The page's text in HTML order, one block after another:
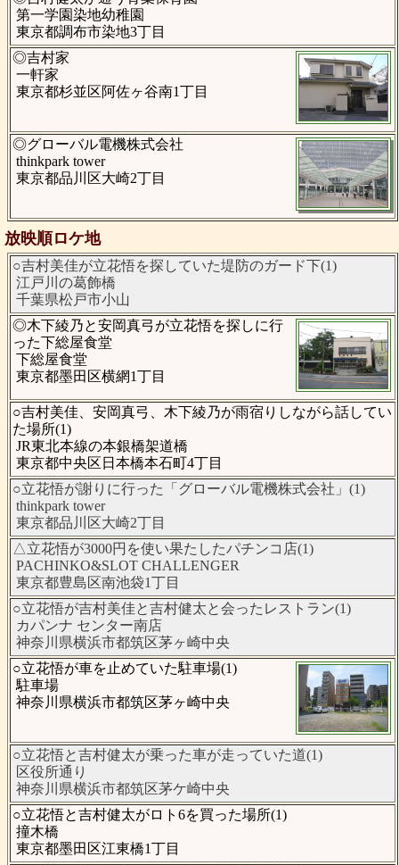
第一学園染地幼稚園
東京都調布市染地3丁目
◎吉村家
一軒家
東京都杉並区阿佐ヶ谷南1丁目
◎グローバル電機株式会社
thinkpark tower
東京都品川区大崎2丁目
放映順ロケ地
○吉村美佳が立花悟を探していた堤防のガード下(1)
江戸川の葛飾橋
千葉県松戸市小山
◎木下綾乃と安岡真弓が立花悟を探しに行
った下総屋食堂
下総屋食堂
東京都墨田区横網1丁目
○吉村美佳、安岡真弓、木下綾乃が雨宿りしながら話してい
た場所(1)
JR東北本線の本銀橋架道橋
東京都中央区日本橋本石町4丁目
○立花悟が謝りに行った「グローバル電機株式会社」(1)
thinkpark tower
東京都品川区大崎2丁目
△立花悟が3000円を使い果たしたパチンコ店(1)
PACHINKO&SLOT CHALLENGER
東京都豊島区南池袋1丁目
○立花悟が吉村美佳と吉村健太と会ったレストラン(1)
カパンナ センター南店
神奈川県横浜市都筑区茅ヶ崎中央
○立花悟が車を止めていた駐車場(1)
駐車場
神奈川県横浜市都筑区茅ヶ崎中央
○立花悟と吉村健太が乗った車が走っていた道(1)
区役所通り
神奈川県横浜市都筑区茅ケ崎中央
○立花悟と吉村健太がロト6を買った場所(1)
撞木橋
東京都墨田区江東橋1丁目